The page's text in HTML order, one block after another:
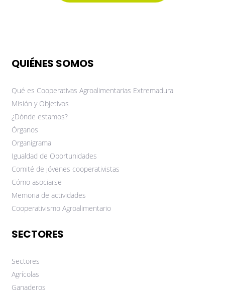
QUIÉNES SOMOS
Qué es Cooperativas Agroalimentarias Extremadura
Misión y Objetivos
¿Dónde estamos?
Órganos
Organigrama
Igualdad de Oportunidades
Comité de jóvenes cooperativistas
Cómo asociarse
Memoria de actividades
Cooperativismo Agroalimentario
SECTORES
Sectores
Agrícolas
Ganaderos